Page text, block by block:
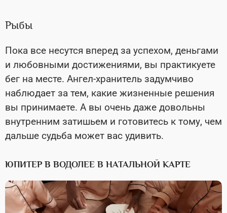
Рыбы
Пока все несутся вперед за успехом, деньгами
и любовными достижениями, вы практикуете
бег на месте. Ангел-хранитель задумчиво
наблюдает за тем, какие жизненные решения
вы принимаете. А вы очень даже довольны
внутренним затишьем и готовитесь к тому, чем
дальше судьба может вас удивить.
ЮПИТЕР В ВОДОЛЕЕ В НАТАЛЬНОЙ КАРТЕ